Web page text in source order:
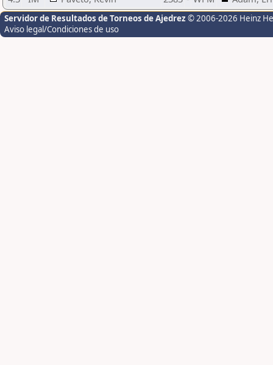
Servidor de Resultados de Torneos de Ajedrez © 2006-2026 Heinz
Aviso legal/Condiciones de uso